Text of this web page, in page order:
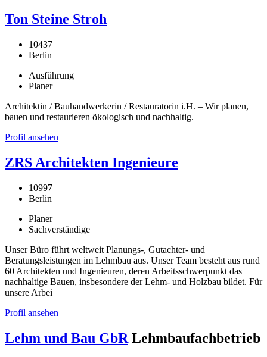
Ton Steine Stroh
10437
Berlin
Ausführung
Planer
Architektin / Bauhandwerkerin / Restauratorin i.H. – Wir planen,
bauen und restaurieren ökologisch und nachhaltig.
Profil ansehen
ZRS Architekten Ingenieure
10997
Berlin
Planer
Sachverständige
Unser Büro führt weltweit Planungs-, Gutachter- und
Beratungsleistungen im Lehmbau aus. Unser Team besteht aus rund
60 Architekten und Ingenieuren, deren Arbeitsschwerpunkt das
nachhaltige Bauen, insbesondere der Lehm- und Holzbau bildet. Für
unsere Arbei
Profil ansehen
Lehm und Bau GbR Lehmbaufachbetrieb